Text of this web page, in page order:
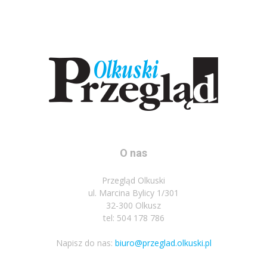
O nas
Przegląd Olkuski
ul. Marcina Bylicy 1/301
32-300 Olkusz
tel: 504 178 786
Napisz do nas: biuro@przeglad.olkuski.pl